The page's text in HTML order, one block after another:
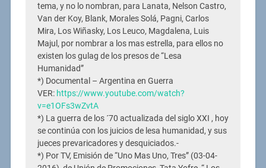
tema, y no lo nombran, para Lanata, Nelson Castro,
Van der Koy, Blank, Morales Solá, Pagni, Carlos
Mira, Los Wiñasky, Los Leuco, Magdalena, Luis
Majul, por nombrar a los mas estrella, para ellos no
existen los gulag de los presos de “Lesa
Humanidad”
*) Documental – Argentina en Guerra
VER: https://www.youtube.com/watch?
v=e1OFs3wZvtA
*) La guerra de los ´70 actualizada del siglo XXI , hoy
se continúa con los juicios de lesa humanidad, y sus
jueces prevaricadores y desquiciados.-
*) Por TV, Emisión de “Uno Mas Uno, Tres” (03-04-